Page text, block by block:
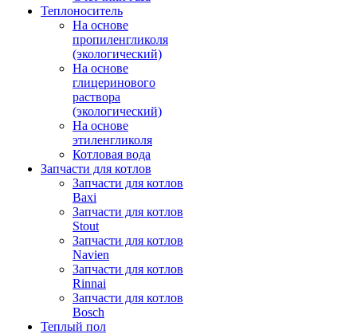
Теплоноситель
На основе
пропиленгликоля
(экологический)
На основе
глицеринового
раствора
(экологический)
На основе
этиленгликоля
Котловая вода
Запчасти для котлов
Запчасти для котлов
Baxi
Запчасти для котлов
Stout
Запчасти для котлов
Navien
Запчасти для котлов
Rinnai
Запчасти для котлов
Bosch
Теплый пол